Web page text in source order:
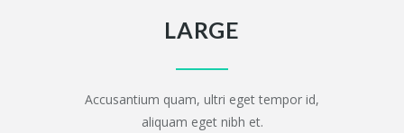
LARGE
Accusantium quam, ultri eget tempor id,
aliquam eget nibh et.